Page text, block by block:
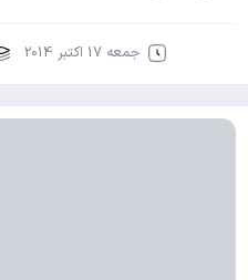
جمعه 17 اکتبر 2014